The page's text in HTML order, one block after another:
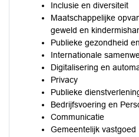
Inclusie en diversiteit
Maatschappelijke
geweld en
Publieke gezondheid
Internationale
Digitalisering en
Privacy
Publieke
Bedrijfsvoering en
Communicatie
Gemeentelijk vastgoed